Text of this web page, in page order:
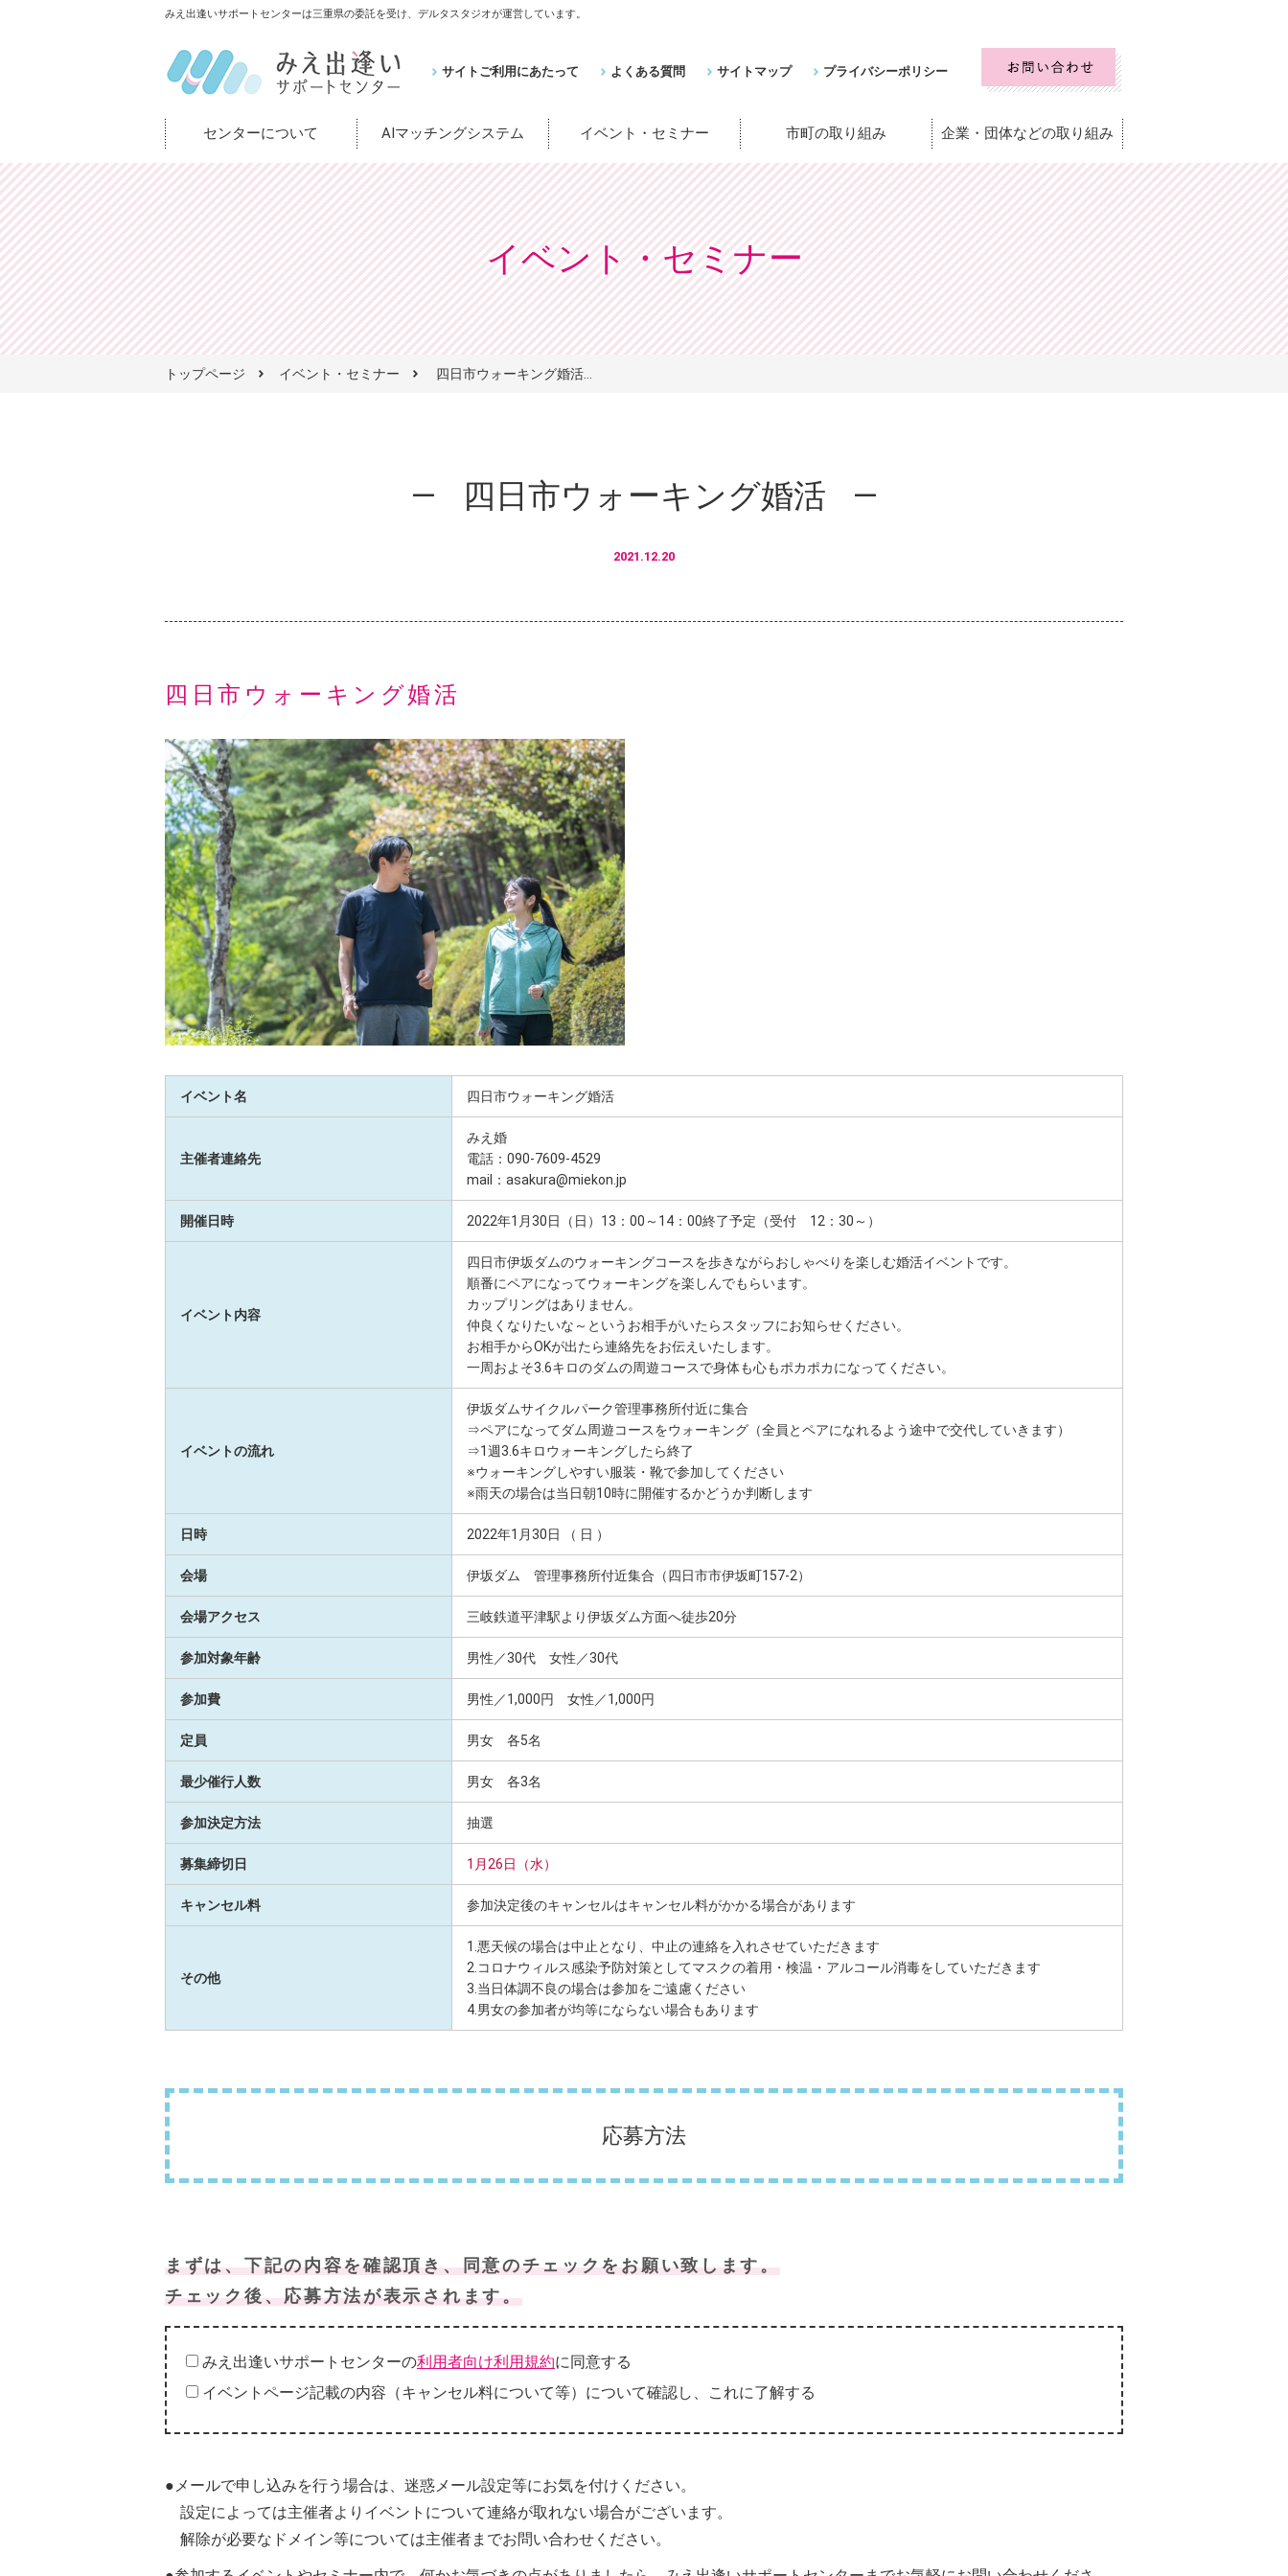
みえ出逢いサポートセンターは三重県の委託を受け、デルタスタジオが運営しています。
サイトご利用にあたって よくある質問 サイトマップ プライバシーポリシー
センターについて AIマッチングシステム イベント・セミナー 市町の取り組み 企業・団体などの取り組み
イベント・セミナー
トップページ イベント・セミナー 四日市ウォーキング婚活...
四日市ウォーキング婚活
2021.12.20
四日市ウォーキング婚活
イベント名 四日市ウォーキング婚活
主催者連絡先
みえ婚
電話：090-7609-4529
mail：asakura@miekon.jp
開催日時 2022年1月30日（日）13：00～14：00終了予定（受付 12：30～）
イベント内容
四日市伊坂ダムのウォーキングコースを歩きながらおしゃべりを楽しむ婚活イベントです。
順番にペアになってウォーキングを楽しんでもらいます。
カップリングはありません。
仲良くなりたいな～というお相手がいたらスタッフにお知らせください。
お相手からOKが出たら連絡先をお伝えいたします。
一周およそ3.6キロのダムの周遊コースで身体も心もポカポカになってください。
イベントの流れ
伊坂ダムサイクルパーク管理事務所付近に集合
⇒ペアになってダム周遊コースをウォーキング（全員とペアになれるよう途中で交代していきます）
⇒1週3.6キロウォーキングしたら終了
※ウォーキングしやすい服装・靴で参加してください
※雨天の場合は当日朝10時に開催するかどうか判断します
日時 2022年1月30日 （ 日 ）
会場 伊坂ダム 管理事務所付近集合（四日市市伊坂町157-2）
会場アクセス 三岐鉄道平津駅より伊坂ダム方面へ徒歩20分
参加対象年齢 男性／30代 女性／30代
参加費 男性／1,000円 女性／1,000円
定員 男女 各5名
最少催行人数 男女 各3名
参加決定方法 抽選
募集締切日 1月26日（水）
キャンセル料 参加決定後のキャンセルはキャンセル料がかかる場合があります
その他
1.悪天候の場合は中止となり、中止の連絡を入れさせていただきます
2.コロナウィルス感染予防対策としてマスクの着用・検温・アルコール消毒をしていただきます
3.当日体調不良の場合は参加をご遠慮ください
4.男女の参加者が均等にならない場合もあります
応募方法
まずは、下記の内容を確認頂き、同意のチェックをお願い致します。
チェック後、応募方法が表示されます。
みえ出逢いサポートセンターの利用者向け利用規約に同意する
イベントページ記載の内容（キャンセル料について等）について確認し、これに了解する
●メールで申し込みを行う場合は、迷惑メール設定等にお気を付けください。
設定によっては主催者よりイベントについて連絡が取れない場合がございます。
解除が必要なドメイン等については主催者までお問い合わせください。